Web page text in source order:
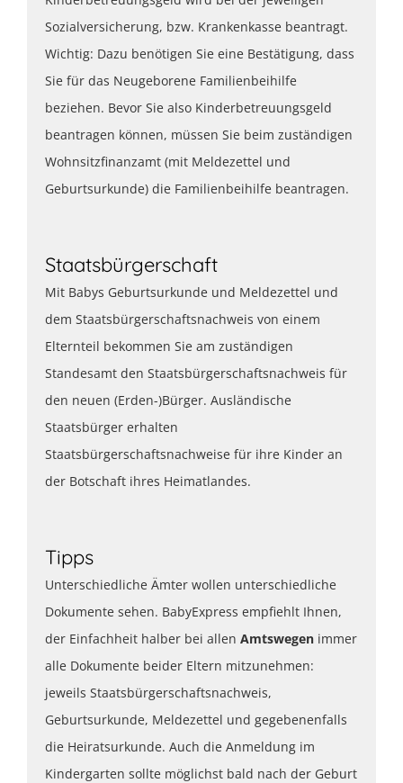
Sozialversicherung, bzw. Krankenkasse beantragt.
Wichtig: Dazu benötigen Sie eine Bestätigung, dass
Sie für das Neugeborene Familienbeihilfe
beziehen. Bevor Sie also Kinderbetreuungsgeld
beantragen können, müssen Sie beim zuständigen
Wohnsitzfinanzamt (mit Meldezettel und
Geburtsurkunde) die Familienbeihilfe beantragen.
Staatsbürgerschaft
Mit Babys Geburtsurkunde und Meldezettel und
dem Staatsbürgerschaftsnachweis von einem
Elternteil bekommen Sie am zuständigen
Standesamt den Staatsbürgerschaftsnachweis für
den neuen (Erden-)Bürger. Ausländische
Staatsbürger erhalten
Staatsbürgerschaftsnachweise für ihre Kinder an
der Botschaft ihres Heimatlandes.
Tipps
Unterschiedliche Ämter wollen unterschiedliche
Dokumente sehen. BabyExpress empfiehlt Ihnen,
der Einfachheit halber bei allen Amtswegen immer
alle Dokumente beider Eltern mitzunehmen:
jeweils Staatsbürgerschaftsnachweis,
Geburtsurkunde, Meldezettel und gegebenenfalls
die Heiratsurkunde. Auch die Anmeldung im
Kindergarten sollte möglichst bald nach der Geburt